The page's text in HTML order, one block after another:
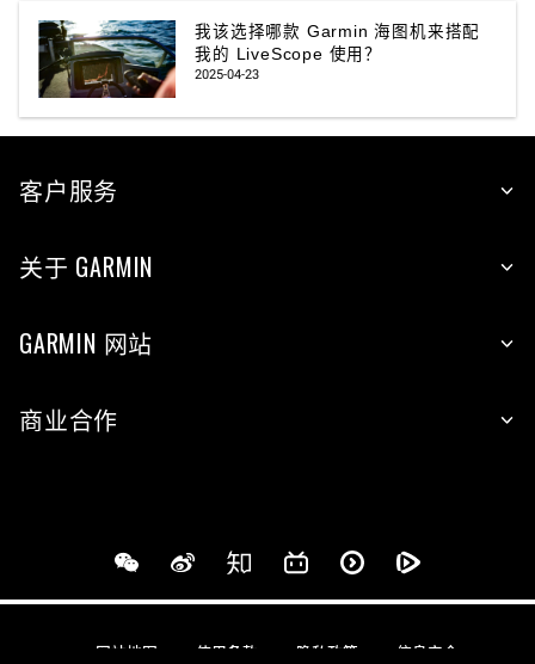
我该选择哪款 Garmin 海图机来搭配
我的 LiveScope 使用？
2025-04-23
客户服务
关于 GARMIN
GARMIN 网站
商业合作
网站地图 使用条款 隐私政策 信息安全